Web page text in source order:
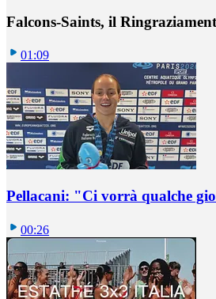
Falcons-Saints, il
01:09
Pellacani: "Ci vorrà qualche
00:26